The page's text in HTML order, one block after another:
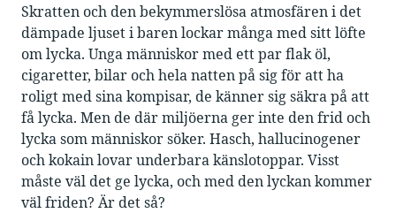
Skratten och den bekymmerslösa atmosfären i det
dämpade ljuset i baren lockar många med sitt löfte
om lycka. Unga människor med ett par flak öl,
cigaretter, bilar och hela natten på sig för att ha
roligt med sina kompisar, de känner sig säkra på att
få lycka. Men de där miljöerna ger inte den frid och
lycka som människor söker. Hasch, hallucinogener
och kokain lovar underbara känslotoppar. Visst
måste väl det ge lycka, och med den lyckan kommer
väl friden? Är det så?